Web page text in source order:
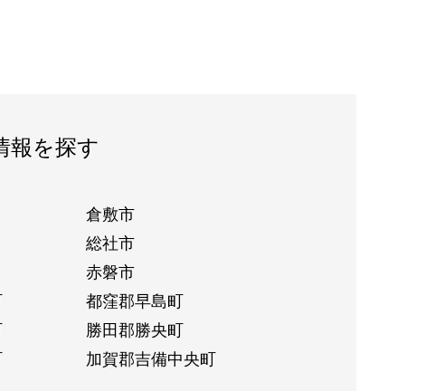
報を探す
倉敷市
総社市
赤磐市
都窪郡早島町
勝田郡勝央町
加賀郡吉備中央町